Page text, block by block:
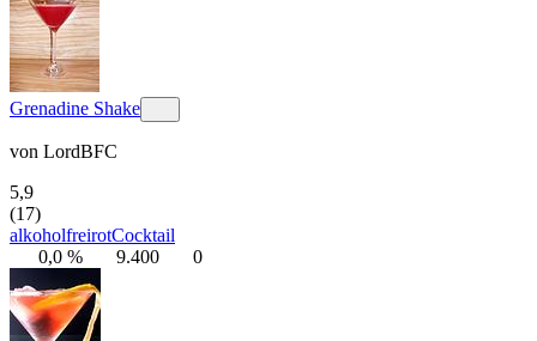
Grenadine Shake
von LordBFC
5,9
(17)
alkoholfreirotCocktail
0,0 %
9.400 0